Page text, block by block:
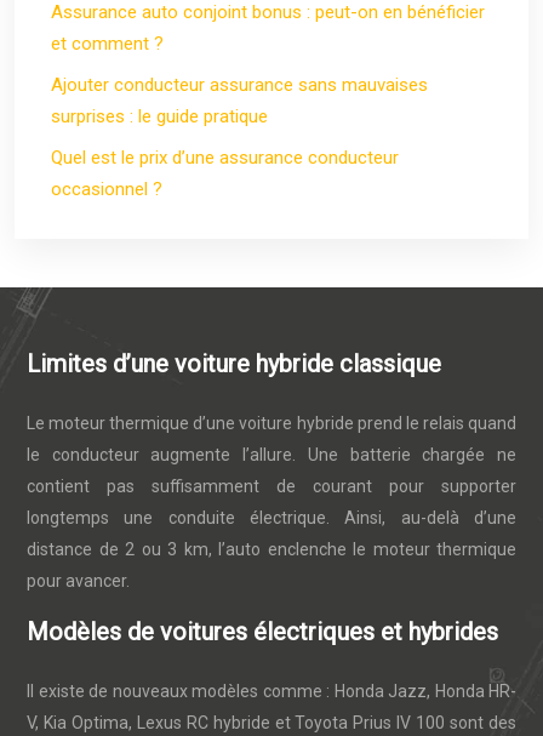
Assurance auto conjoint bonus : peut-on en bénéficier
et comment ?
Ajouter conducteur assurance sans mauvaises
surprises : le guide pratique
Quel est le prix d’une assurance conducteur
occasionnel ?
Limites d’une voiture hybride classique
Le moteur thermique d’une voiture hybride prend le relais quand
le conducteur augmente l’allure. Une batterie chargée ne
contient pas suffisamment de courant pour supporter
longtemps une conduite électrique. Ainsi, au-delà d’une
distance de 2 ou 3 km, l’auto enclenche le moteur thermique
pour avancer.
Modèles de voitures électriques et hybrides
Il existe de nouveaux modèles comme : Honda Jazz, Honda HR-
V, Kia Optima, Lexus RC hybride et Toyota Prius IV 100 sont des